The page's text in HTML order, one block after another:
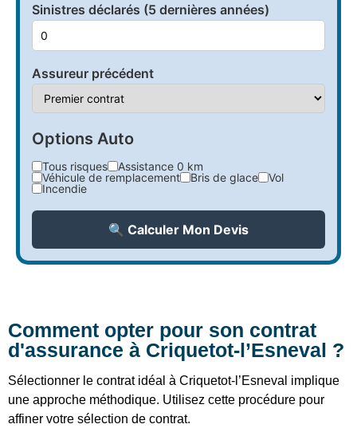
Sinistres déclarés (5 dernières années)
Assureur précédent
Options Auto
Tous risques
Assistance 0 km
Véhicule de remplacement
Bris de glace
Vol
Incendie
🔍 Calculer Mon Devis
Comment opter pour son contrat
d'assurance à Criquetot-l’Esneval ?
Sélectionner le contrat idéal à Criquetot-l’Esneval implique
une approche méthodique. Utilisez cette procédure pour
affiner votre sélection de contrat.